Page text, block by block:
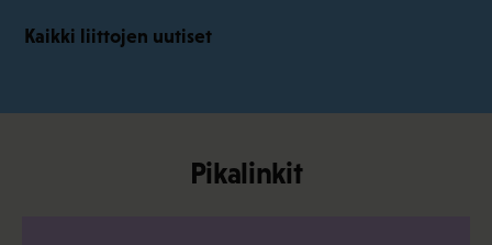
Kaikki liittojen uutiset
Pikalinkit